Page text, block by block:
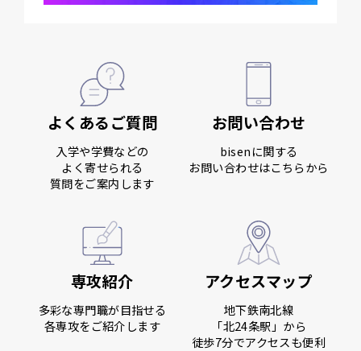
よくあるご質問
入学や学費などの
よく寄せられる
質問をご案内します
お問い合わせ
bisenに関する
お問い合わせはこちらから
専攻紹介
多彩な専門職が目指せる
各専攻をご紹介します
アクセスマップ
地下鉄南北線
「北24条駅」から
徒歩7分でアクセスも便利